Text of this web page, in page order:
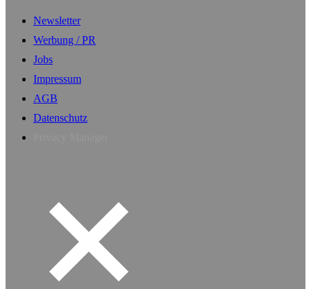
Newsletter
Werbung / PR
Jobs
Impressum
AGB
Datenschutz